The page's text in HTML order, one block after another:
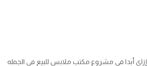
إزاي أبدا في مشروع مكتب ملابس للبيع في الجمله